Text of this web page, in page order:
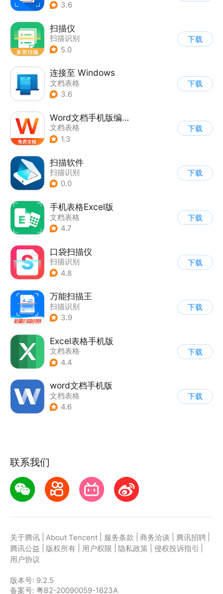
3.6
扫描仪
扫描识别
5.0
下载
连接至 Windows
文档表格
3.6
下载
Word文档手机版编辑
文档表格
1.3
下载
扫描软件
扫描识别
0.0
下载
手机表格Excel版
文档表格
4.7
下载
口袋扫描仪
扫描识别
4.8
下载
万能扫描王
扫描识别
3.9
下载
Excel表格手机版
文档表格
4.4
下载
word文档手机版
文档表格
4.6
下载
联系我们
关于腾讯 About Tencent 服务条款 商务洽谈 腾讯招聘
腾讯公益
版权所有 用户权限 隐私政策 侵权投诉指引
用户协议
版本号: 9.2.5
备案号: 粤B2-20090059-1623A